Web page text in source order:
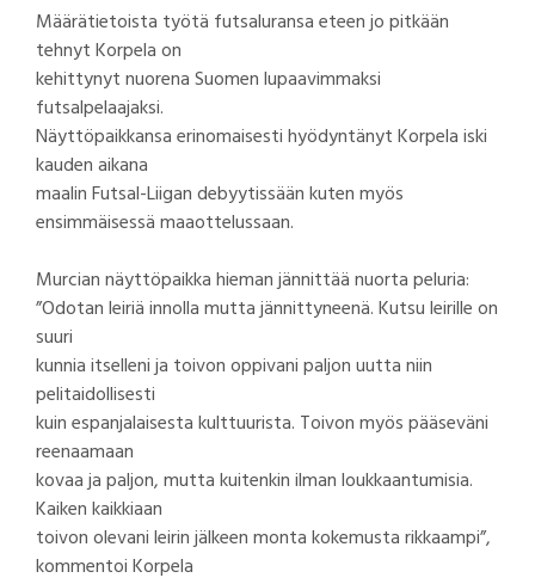
Määrätietoista työtä futsaluransa eteen jo pitkään
tehnyt Korpela on
kehittynyt nuorena Suomen lupaavimmaksi
futsalpelaajaksi.
Näyttöpaikkansa erinomaisesti hyödyntänyt Korpela iski
kauden aikana
maalin Futsal-Liigan debyytissään kuten myös
ensimmäisessä maaottelussaan.
Murcian näyttöpaikka hieman jännittää nuorta peluria:
”Odotan leiriä innolla mutta jännittyneenä. Kutsu leirille on
suuri
kunnia itselleni ja toivon oppivani paljon uutta niin
pelitaidollisesti
kuin espanjalaisesta kulttuurista. Toivon myös pääseväni
reenaamaan
kovaa ja paljon, mutta kuitenkin ilman loukkaantumisia.
Kaiken kaikkiaan
toivon olevani leirin jälkeen monta kokemusta rikkaampi”,
kommentoi Korpela